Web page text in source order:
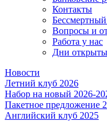
Контакты
Вопросы и
Работа у нас
Дни
Новости
Летний клуб 2026
Набор на новый 2026-
Пакетное предложение
Английский клуб 2025